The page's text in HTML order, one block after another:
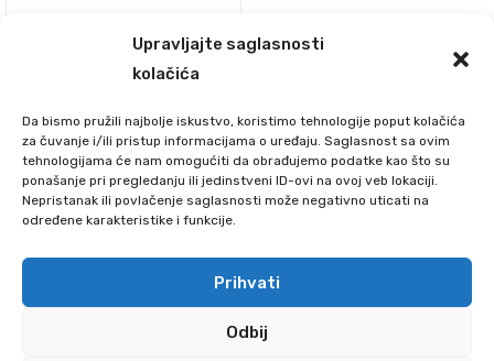
Upravljajte saglasnosti
kolačića
Da bismo pružili najbolje iskustvo, koristimo tehnologije poput kolačića
za čuvanje i/ili pristup informacijama o uređaju. Saglasnost sa ovim
tehnologijama će nam omogućiti da obrađujemo podatke kao što su
ponašanje pri pregledanju ili jedinstveni ID-ovi na ovoj veb lokaciji.
Nepristanak ili povlačenje saglasnosti može negativno uticati na
određene karakteristike i funkcije.
Prihvati
Odbij